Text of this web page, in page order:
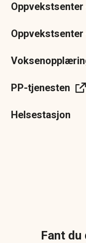
PP-tjenesten
Helsestasjon
Fant